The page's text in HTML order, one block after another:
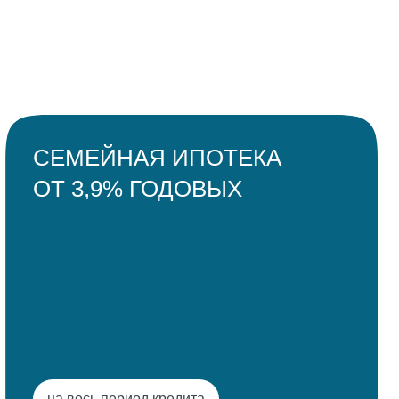
выбрать
СЕМЕЙНАЯ ИПОТЕКА
ОТ 3,9% ГОДОВЫХ